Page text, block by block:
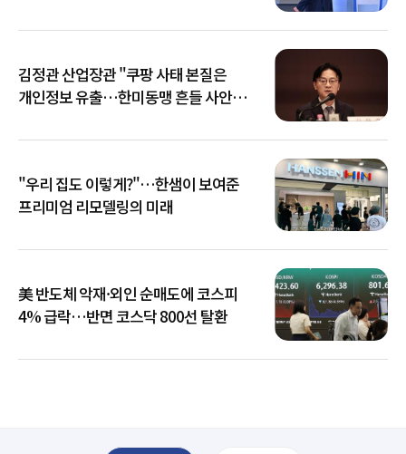
김정관 산업장관 "쿠팡 사태 본질은
개인정보 유출…한미동맹 흔들 사안
"우리 집도 이렇게?"…한샘이 보여준
프리미엄 리모델링의 미래
美 반도체 악재·외인 순매도에 코스피
4% 급락…반면 코스닥 800선 탈환